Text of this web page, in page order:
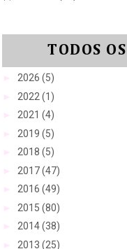
TODOS
2026 (5)
2022 (1)
2021 (4)
2019 (5)
2018 (5)
2017(47)
2016 (49)
2015 (80)
2014(38)
2013 (25)